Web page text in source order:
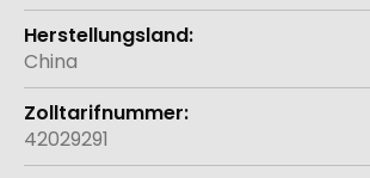
China
42029291